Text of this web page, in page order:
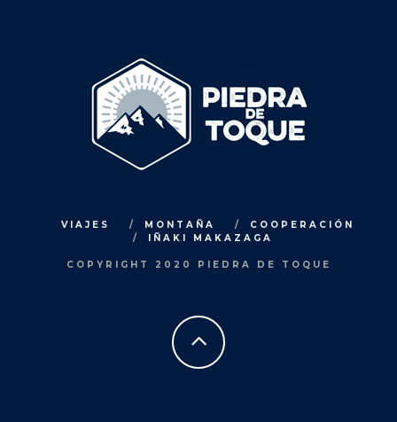
VIAJES MONTAÑA
COOPERACIÓN
IÑAKI MAKAZAGA
COPYRIGHT 2020 PIEDRA DE TOQUE